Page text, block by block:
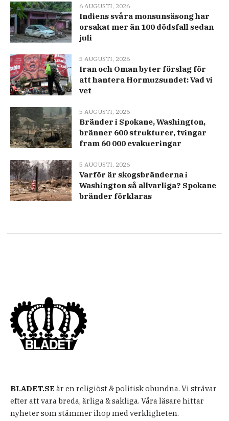
6 AUGUSTI, 2026
Indiens svåra monsunsäsong har
orsakat mer än 100 dödsfall sedan
juli
5 AUGUSTI, 2026
Iran och Oman byter förslag för
att hantera Hormuzsundet: Vad vi
vet
5 AUGUSTI, 2026
Bränder i Spokane, Washington,
bränner 600 strukturer, tvingar
fram 60 000 evakueringar
5 AUGUSTI, 2026
Varför är skogsbränderna i
Washington så allvarliga? Spokane
bränder förklaras
BLADET.SE är en religiöst & politisk obundna. Vi strävar
efter att vara breda, ärliga & sakliga. Våra läsare hittar
nyheter som stämmer ihop med verkligheten.